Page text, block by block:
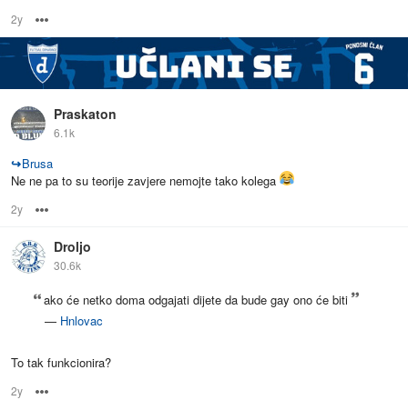
2y
Praskaton
6.1k
↪Brusa
Ne ne pa to su teorije zavjere nemojte tako kolega
2y
Droljo
30.6k
ako će netko doma odgajati dijete da bude gay ono će biti
— Hnlovac
To tak funkcionira?
2y